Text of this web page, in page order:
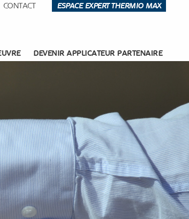
CONTACT ESPACE EXPERT THERMIO MAX
DEVENIR APPLICATEUR PARTENAIRE